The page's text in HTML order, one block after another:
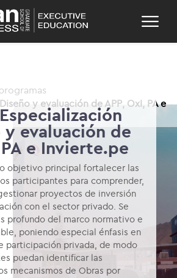
y evaluación de APP, OxI, PA e
y evaluación de
e Invierte.pe
objetivo principal fortalecer las
participantes para comprender,
proyectos de inversión
con el sector privado. Se
profundo del marco normativo e
poniendo especial énfasis en
participación privada, de modo
puedan identificar las
mecanismos de Obras por